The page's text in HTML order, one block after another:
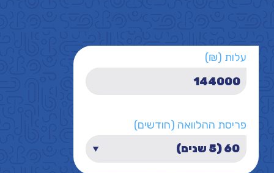
עלות (₪)
פריסת ההלוואה (חודשים)